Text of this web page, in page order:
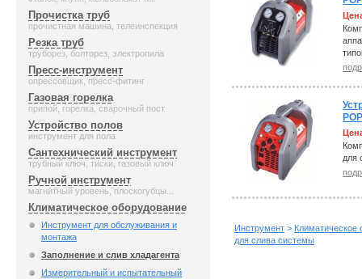
Прочистка труб
прочистная машина, телеинспекция
Резка труб
труборез, болторез, электропила
Пресс-инструмент
опрессовщик, пресс-фитинг
Газовая горелка
припой, горелка, сварочный пост
Устройство полов
инструмент для пола
Сантехнический инструмент
трубный ключ, тиски, газовый ключ
Ручной инструмент
магнитный уровень, плоскогубцы...
Климатическое оборудование
Инструмент для обслуживания и
монтажа
Заполнение и слив хладагента
Измерительный и испытательный
для
Инструмент > Климатическое
для слива системы